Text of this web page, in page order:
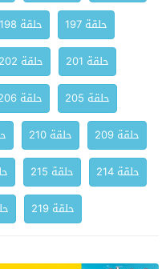
حلقة 197
حلقة 198
حلقة 201
حلقة 202
حلقة 205
حلقة 206
حلقة 209
حلقة 210
حلقة 214
حلقة 215
حلقة 219